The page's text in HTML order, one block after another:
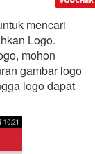
mencari
Logo.
mohon
gambar logo
logo dapat